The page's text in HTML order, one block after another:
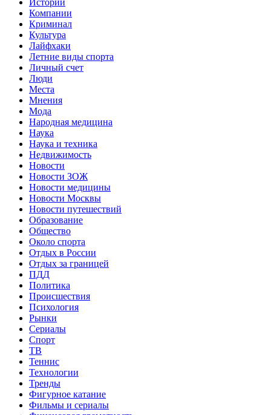
Компании
Криминал
Культура
Лайфхаки
Летние виды спорта
Личный счет
Люди
Места
Мнения
Мода
Народная медицина
Наука
Наука и техника
Недвижимость
Новости
Новости ЗОЖ
Новости медицины
Новости Москвы
Новости путешествий
Образование
Общество
Около спорта
Отдых в России
Отдых за границей
ПДД
Политика
Происшествия
Психология
Рынки
Сериалы
Спорт
ТВ
Теннис
Технологии
Тренды
Фигурное катание
Фильмы и сериалы